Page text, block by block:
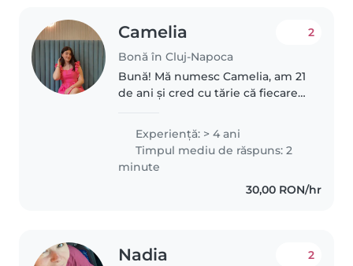
Camelia
Bonă în Cluj-Napoca
2
Bună! Mă numesc Camelia, am 21
de ani și cred cu tărie că fiecare
mediu plin de grijă, răbdare și
bucurie. Am terminat Liceul
Pedagogic și, pe parcurs,..
Experienţă: > 4 ani
Timpul mediu de răspuns: 2
minute
30,00 RON/hr
Nadia 2